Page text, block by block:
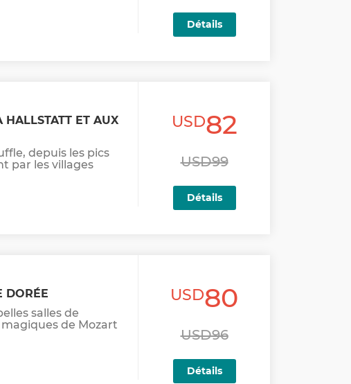
Détails
ET AUX
depuis les pics
par les villages
USD82
USD99
Détails
DORÉE
salles de
de Mozart
USD80
USD96
Détails